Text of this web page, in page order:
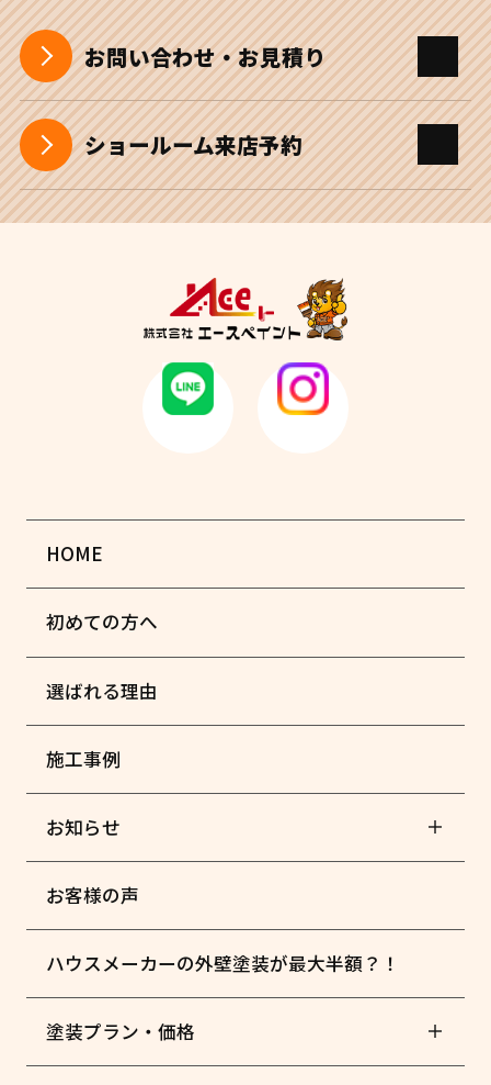
お問い合わせ・お見積り
ショールーム来店予約
HOME
初めての方へ
選ばれる理由
施工事例
お知らせ
お客様の声
ハウスメーカーの外壁塗装が最大半額？！
塗装プラン・価格